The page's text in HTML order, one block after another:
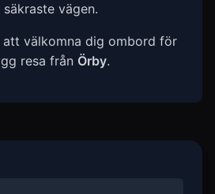
säkraste vägen.
välkomna dig ombord för
resa från Örby.